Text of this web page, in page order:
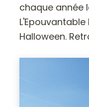
chaque année
Halloween.